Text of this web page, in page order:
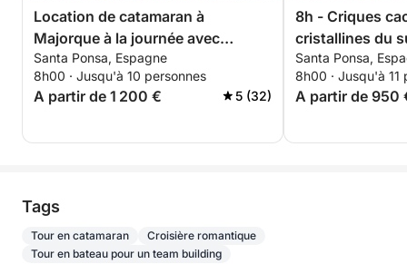
Location de catamaran à
Majorque à la journée avec
équipage et itinéraire
personnalisé
Santa Ponsa, Espagne
8h00 · Jusqu'à 10 personnes
A partir de 1 200 € 5 (32)
8h - Criques
cristallines du
Majorque
Santa Ponsa,
8h00 · Jusqu'à 11
A partir de 950
Tags
Tour en catamaran
Croisière romantique
Tour en bateau pour un team building